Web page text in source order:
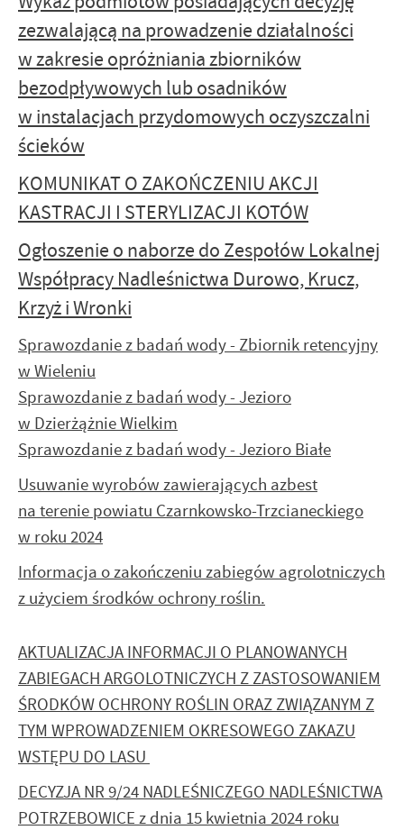
zezwalającą na prowadzenie działalności
w zakresie opróżniania zbiorników
bezodpływowych lub osadników
w instalacjach przydomowych oczyszczalni
ścieków
KOMUNIKAT O ZAKOŃCZENIU AKCJI
KASTRACJI I STERYLIZACJI KOTÓW
Ogłoszenie o naborze do Zespołów Lokalnej
Współpracy Nadleśnictwa Durowo, Krucz,
Krzyż i Wronki
Sprawozdanie z badań wody - Zbiornik retencyjny
w Wieleniu
Sprawozdanie z badań wody - Jezioro
w Dzierżążnie Wielkim
Sprawozdanie z badań wody - Jezioro Białe
Usuwanie wyrobów zawierających azbest
na terenie powiatu Czarnkowsko-Trzcianeckiego
w roku 2024
Informacja o zakończeniu zabiegów agrolotniczych
z użyciem środków ochrony roślin.
AKTUALIZACJA INFORMACJI O PLANOWANYCH
ZABIEGACH ARGOLOTNICZYCH Z ZASTOSOWANIEM
ŚRODKÓW OCHRONY ROŚLIN ORAZ ZWIĄZANYM Z
TYM WPROWADZENIEM OKRESOWEGO ZAKAZU
WSTĘPU DO LASU
DECYZJA NR 9/24 NADLEŚNICZEGO NADLEŚNICTWA
POTRZEBOWICE z dnia 15 kwietnia 2024 roku